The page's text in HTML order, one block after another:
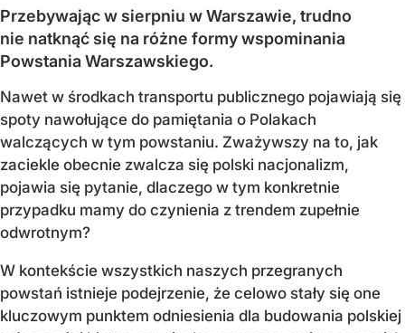
Przebywając w sierpniu w Warszawie, trudno
nie natknąć się na różne formy wspominania
Powstania Warszawskiego.
Nawet w środkach transportu publicznego pojawiają się
spoty nawołujące do pamiętania o Polakach
walczących w tym powstaniu. Zważywszy na to, jak
zaciekle obecnie zwalcza się polski nacjonalizm,
pojawia się pytanie, dlaczego w tym konkretnie
przypadku mamy do czynienia z trendem zupełnie
odwrotnym?
W kontekście wszystkich naszych przegranych
powstań istnieje podejrzenie, że celowo stały się one
kluczowym punktem odniesienia dla budowania polskiej